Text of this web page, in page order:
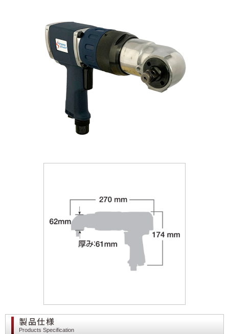
製品仕様
Products Specification